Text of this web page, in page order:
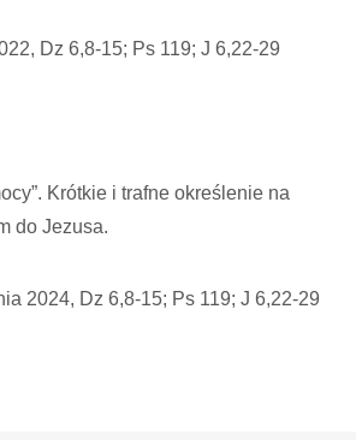
Dz 6,8-15; Ps 119; J 6,22-29
Krótkie i trafne określenie na
do Jezusa.
2024, Dz 6,8-15; Ps 119; J 6,22-29